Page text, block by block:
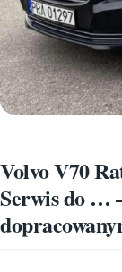
Volvo V70
Serwis do …